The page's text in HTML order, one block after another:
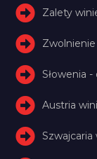
Zalety
Zwolnienie
Słowenia
Austria
Szwajcaria